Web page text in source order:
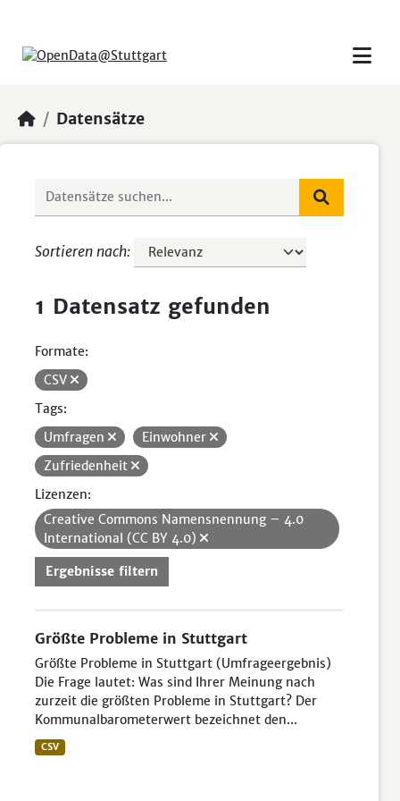
Datensätze
Sortieren nach
1 Datensatz gefunden
Formate:
CSV
Tags:
Umfragen
Einwohner
Zufriedenheit
Lizenzen:
Creative Commons Namensnennung – 4.0
International (CC BY 4.0)
Ergebnisse filtern
Größte Probleme in Stuttgart
Größte Probleme in Stuttgart (Umfrageergebnis)
Die Frage lautet: Was sind Ihrer Meinung nach
zurzeit die größten Probleme in Stuttgart? Der
Kommunalbarometerwert bezeichnet den...
CSV